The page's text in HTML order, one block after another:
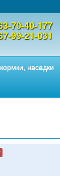
70-40-177
99-21-031
насадки